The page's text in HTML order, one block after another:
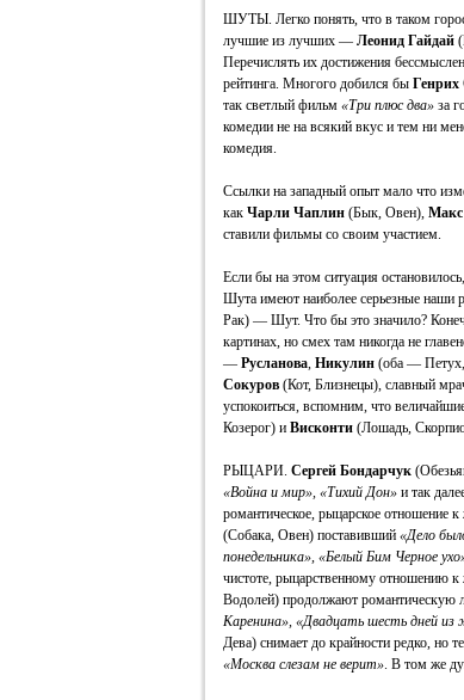
ШУТЫ. Легко понять, что в таком
лучшие из лучших — Леонид Гайдай
Перечислять их достижения
рейтинга. Многого добился бы Генрих
так светлый фильм «Три плюс два» за
комедии не на всякий вкус и тем ни
комедия.
Ссылки на западный опыт мало что
как Чарли Чаплин (Бык, Овен),
ставили фильмы со своим участием.
Если бы на этом ситуация
Шута имеют наиболее серьезные наши
Рак) — Шут. Что бы это значило?
картинах, но смех там никогда не
— Русланова, Никулин (оба — Петух,
Сокуров (Кот, Близнецы), славный
успокоиться, вспомним, что
Козерог) и Висконти (Лошадь,
РЫЦАРИ. Сергей Бондарчук
«Война и мир», «Тихий Дон» и так
романтическое, рыцарское отношение
(Собака, Овен) поставивший «Дело
понедельника», «Белый Бим Черное
чистоте, рыцарственному отношению
Водолей) продолжают романтическую
Каренина», «Двадцать шесть дней из
Дева) снимает до крайности редко, но
«Москва слезам не верит». В том же